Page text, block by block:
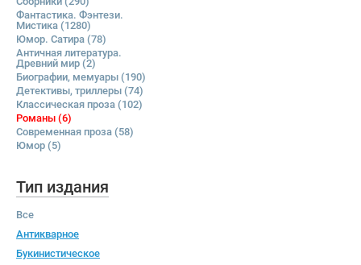
Фантастика. Фэнтези.
Мистика (1280)
Юмор. Сатира (78)
Античная литература.
Древний мир (2)
Биографии, мемуары (190)
Детективы, триллеры (74)
Классическая проза (102)
Романы (6)
Современная проза (58)
Юмор (5)
Тип издания
Все
Антикварное
Букинистическое